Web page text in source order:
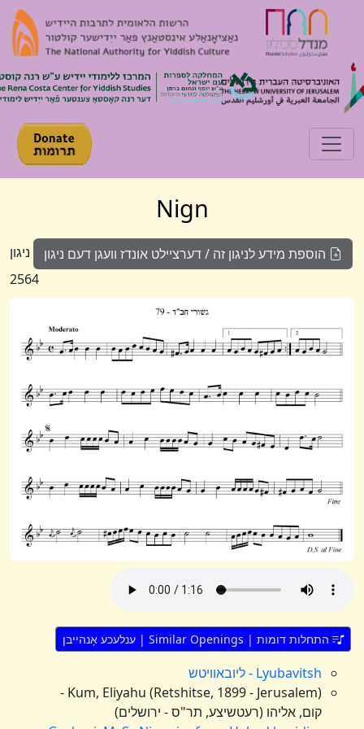
Toggle navigation
Nign
הוספת מידע לניגון זה / דערציילט אונדז וועגן דעם ניגון ניגון
2564
התחלות דומות | Similar Openings | ענלעכע אָנהייבן
Lyubavitsh - ליובאוויטש
Kum, Eliyahu (Retshitse, 1899 - Jerusalem) -
קום, אליהו (רעטשיצע, תר"ס - ירושלים)